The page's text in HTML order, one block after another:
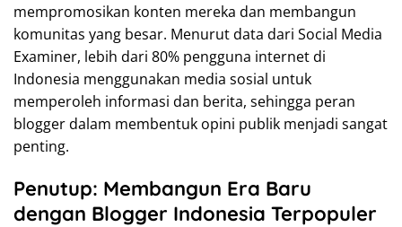
mempromosikan konten mereka dan membangun
komunitas yang besar. Menurut data dari Social Media
Examiner, lebih dari 80% pengguna internet di
Indonesia menggunakan media sosial untuk
memperoleh informasi dan berita, sehingga peran
blogger dalam membentuk opini publik menjadi sangat
penting.
Penutup: Membangun Era Baru
dengan Blogger Indonesia Terpopuler